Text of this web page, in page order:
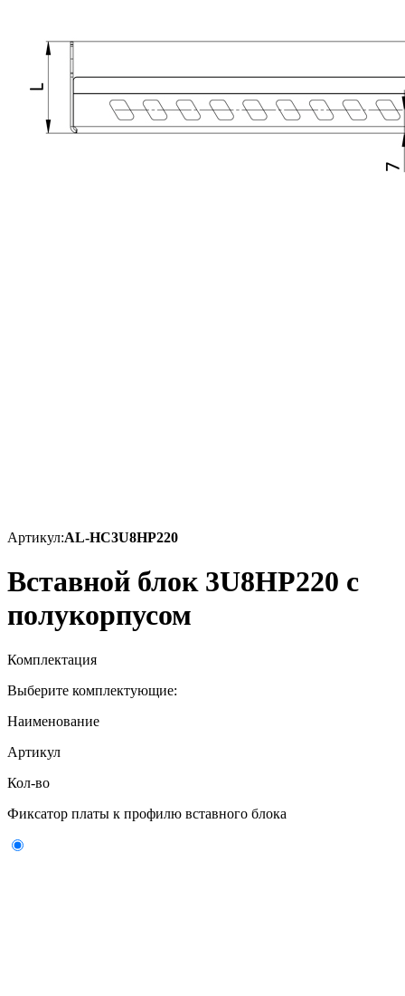
Артикул:AL-HC3U8HP220
Вставной блок 3U8HP220 с
полукорпусом
Комплектация
Выберите комплектующие:
Наименование
Артикул
Кол-во
Фиксатор платы к профилю вставного блока